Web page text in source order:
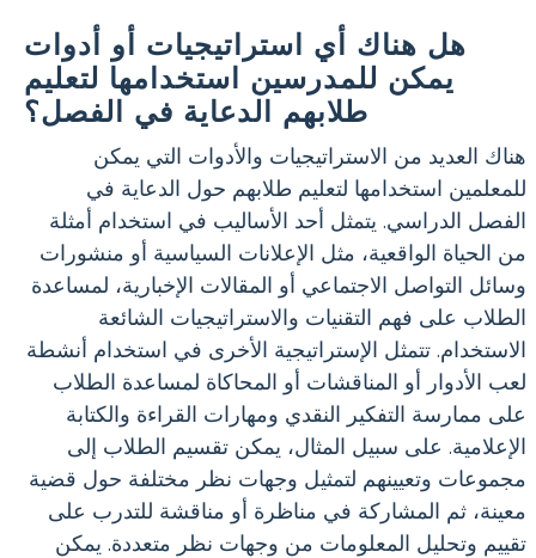
هل هناك أي استراتيجيات أو أدوات
يمكن للمدرسين استخدامها لتعليم
طلابهم الدعاية في الفصل؟
هناك العديد من الاستراتيجيات والأدوات التي يمكن
للمعلمين استخدامها لتعليم طلابهم حول الدعاية في
الفصل الدراسي. يتمثل أحد الأساليب في استخدام أمثلة
من الحياة الواقعية، مثل الإعلانات السياسية أو منشورات
وسائل التواصل الاجتماعي أو المقالات الإخبارية، لمساعدة
الطلاب على فهم التقنيات والاستراتيجيات الشائعة
الاستخدام. تتمثل الإستراتيجية الأخرى في استخدام أنشطة
لعب الأدوار أو المناقشات أو المحاكاة لمساعدة الطلاب
على ممارسة التفكير النقدي ومهارات القراءة والكتابة
الإعلامية. على سبيل المثال، يمكن تقسيم الطلاب إلى
مجموعات وتعيينهم لتمثيل وجهات نظر مختلفة حول قضية
معينة، ثم المشاركة في مناظرة أو مناقشة للتدرب على
تقييم وتحليل المعلومات من وجهات نظر متعددة. يمكن